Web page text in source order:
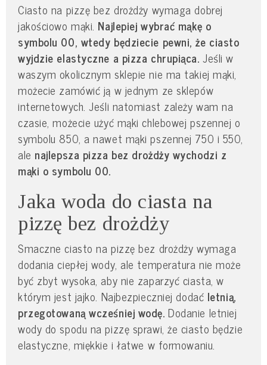
Ciasto na pizzę bez drożdży wymaga dobrej
jakościowo mąki. Najlepiej wybrać mąkę o
symbolu 00, wtedy będziecie pewni, że ciasto
wyjdzie elastyczne a pizza chrupiąca. Jeśli w
waszym okolicznym sklepie nie ma takiej mąki,
możecie zamówić ją w jednym ze sklepów
internetowych. Jeśli natomiast zależy wam na
czasie, możecie użyć mąki chlebowej pszennej o
symbolu 850, a nawet mąki pszennej 750 i 550,
ale najlepsza pizza bez drożdży wychodzi z
mąki o symbolu 00.
Jaka woda do ciasta na
pizzę bez drożdży
Smaczne ciasto na pizzę bez drożdży wymaga
dodania ciepłej wody, ale temperatura nie może
być zbyt wysoka, aby nie zaparzyć ciasta, w
którym jest jajko. Najbezpieczniej dodać letnią,
przegotowaną wcześniej wodę. Dodanie letniej
wody do spodu na pizzę sprawi, że ciasto będzie
elastyczne, miękkie i łatwe w formowaniu.